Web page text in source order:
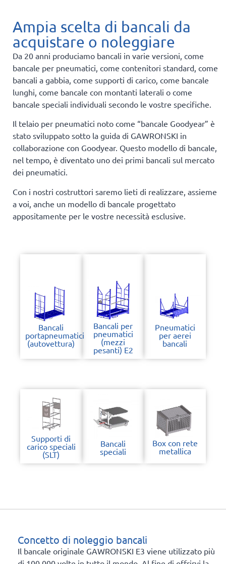
Ampia scelta di bancali da
acquistare o noleggiare
Da 20 anni produciamo bancali in varie versioni, come
bancale per pneumatici, come contenitori standard, come
bancali a gabbia, come supporti di carico, come bancale
lunghi, come bancale con montanti laterali o come
bancale speciali individuali secondo le vostre specifiche.
Il telaio per pneumatici noto come “bancale Goodyear” è
stato sviluppato sotto la guida di GAWRONSKI in
collaborazione con Goodyear. Questo modello di bancale,
nel tempo, è diventato uno dei primi bancali sul mercato
dei pneumatici.
Con i nostri costruttori saremo lieti di realizzare, assieme
a voi, anche un modello di bancale progettato
appositamente per le vostre necessità esclusive.
Bancali
portapneumatici
(autovettura)
Bancali per
pneumatici
(mezzi
pesanti) E2
Pneumatici
per aerei
bancali
Supporti di
carico speciali
(SLT)
Bancali
speciali
Box con rete
metallica
Concetto di noleggio bancali
Il bancale originale GAWRONSKI E3 viene utilizzato più